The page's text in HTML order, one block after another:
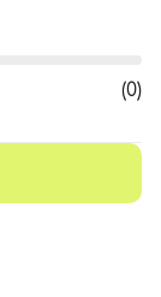
(0)